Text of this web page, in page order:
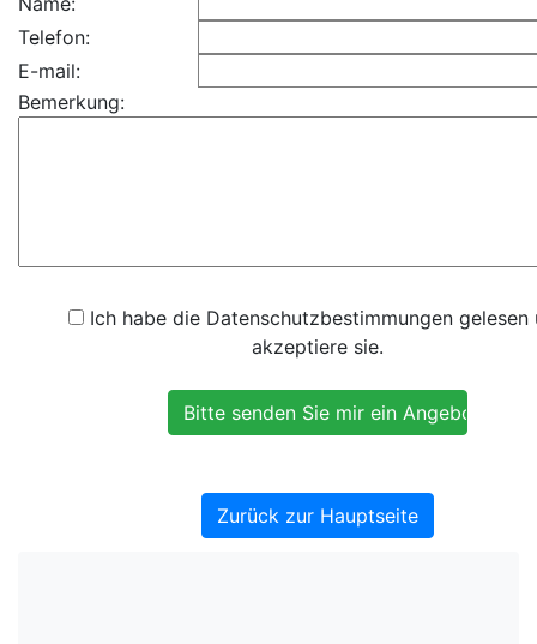
Telefon:
E-mail:
Bemerkung:
Ich habe die Datenschutzbestimmungen gelesen
akzeptiere sie.
Zurück zur Hauptseite